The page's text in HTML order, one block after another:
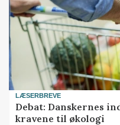
LÆSERBREVE
Debat: Danskernes
kravene til økologi